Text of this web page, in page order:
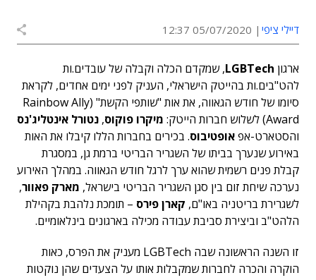
דיילי ציפי 05/07/2020 12:37
ארגון LGBTech, שמקדם הכלה וקבלה של עובדים.ות
להט"בים.ות בהייטק הישראלי, העניק לפני ימים אחדים, לקראת
סיומו של חודש הגאווה, את אות "שותפי הקשת" (Rainbow Ally
Award) לשלוש חברות הייטק:
מיקרו פוקוס, נטורל אינטליג'נס
והסטארט-אפאופטיבוס. בכירים בחברות הללו קיבלו את האות
באירוע שנערך בביתו של השגריר הבריטי ברמת גן, במסגרת
קבלת פנים רשמית שהוא ערך לרגל חודש הגאווה. במהלך האירוע
נערכה שיחת זום בין סגן השגריר הבריטי בישראל, מארק פאוור,
לשגרירת בריטניה באו"ם, קארן פירס – תומכת נלהבת בקהילת
הלהט"ב וביצירת סביבת עבודה מכילה בארגונים בינלאומיים.
זו השנה הראשונה שבה LGBTech מעניק את הפרס, כאות
הוקרה והכרה לחברות שמקבלות אותו על הצעדים שהן נוקטות